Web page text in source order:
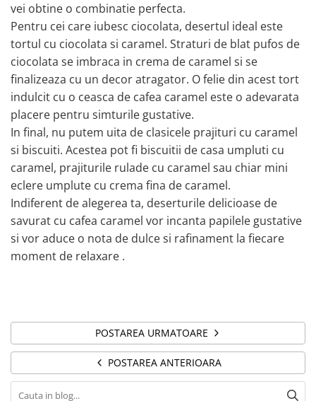
vei obtine o combinatie perfecta.
Pentru cei care iubesc ciocolata, desertul ideal este
tortul cu ciocolata si caramel. Straturi de blat pufos de
ciocolata se imbraca in crema de caramel si se
finalizeaza cu un decor atragator. O felie din acest tort
indulcit cu o ceasca de cafea caramel este o adevarata
placere pentru simturile gustative.
In final, nu putem uita de clasicele prajituri cu caramel
si biscuiti. Acestea pot fi biscuitii de casa umpluti cu
caramel, prajiturile rulade cu caramel sau chiar mini
eclere umplute cu crema fina de caramel.
Indiferent de alegerea ta, deserturile delicioase de
savurat cu cafea caramel vor incanta papilele gustative
si vor aduce o nota de dulce si rafinament la fiecare
moment de relaxare .
POSTAREA URMATOARE
POSTAREA ANTERIOARA